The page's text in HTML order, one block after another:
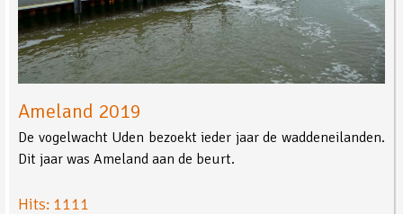
Ameland 2019
De vogelwacht Uden bezoekt ieder jaar de waddeneilanden.
Dit jaar was Ameland aan de beurt.
Hits: 1111